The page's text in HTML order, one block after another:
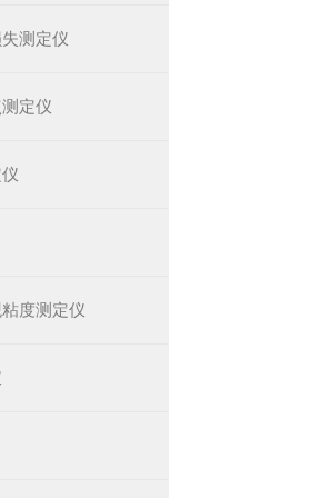
测定仪
定仪
度测定仪